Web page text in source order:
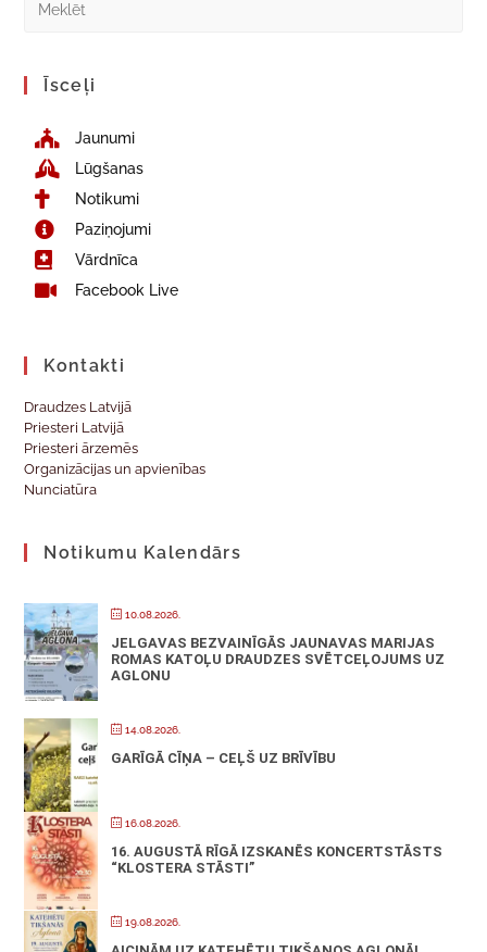
Īsceļi
Jaunumi
Lūgšanas
Notikumi
Paziņojumi
Vārdnīca
Facebook Live
Kontakti
Draudzes Latvijā
Priesteri Latvijā
Priesteri ārzemēs
Organizācijas un apvienības
Nunciatūra
Notikumu Kalendārs
10.08.2026.
JELGAVAS BEZVAINĪGĀS JAUNAVAS MARIJAS
ROMAS KATOĻU DRAUDZES SVĒTCEĻOJUMS UZ
AGLONU
14.08.2026.
GARĪGĀ CĪŅA – CEĻŠ UZ BRĪVĪBU
16.08.2026.
16. AUGUSTĀ RĪGĀ IZSKANĒS KONCERTSTĀSTS
“KLOSTERA STĀSTI”
19.08.2026.